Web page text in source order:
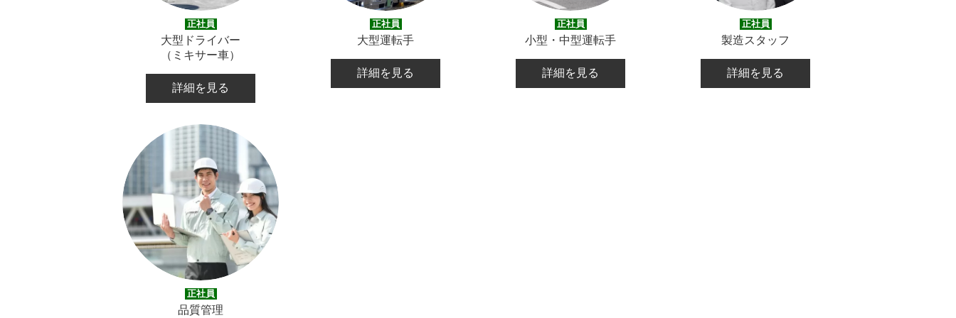
正社員
大型ドライバー
（ミキサー車）
詳細を見る
正社員
大型運転手
詳細を見る
正社員
小型・中型運転手
詳細を見る
正社員
製造スタッフ
詳細を見る
正社員
品質管理